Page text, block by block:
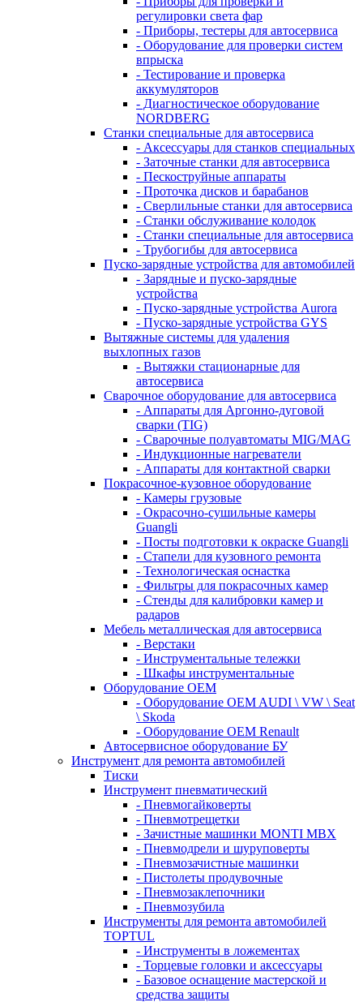
регулировки света фар
- Приборы, тестеры для автосервиса
- Оборудование для проверки систем
впрыска
- Тестирование и проверка
аккумуляторов
- Диагностическое оборудование
NORDBERG
Станки специальные для автосервиса
- Аксессуары для станков специальных
- Заточные станки для автосервиса
- Пескоструйные аппараты
- Проточка дисков и барабанов
- Сверлильные станки для автосервиса
- Станки обслуживание колодок
- Станки специальные для автосервиса
- Трубогибы для автосервиса
Пуско-зарядные устройства для автомобилей
- Зарядные и пуско-зарядные
устройства
- Пуско-зарядные устройства Aurora
- Пуско-зарядные устройства GYS
Вытяжные системы для удаления
выхлопных газов
- Вытяжки стационарные для
автосервиса
Сварочное оборудование для автосервиса
- Аппараты для Аргонно-дуговой
сварки (TIG)
- Сварочные полуавтоматы MIG/MAG
- Индукционные нагреватели
- Аппараты для контактной сварки
Покрасочное-кузовное оборудование
- Камеры грузовые
- Окрасочно-сушильные камеры
Guangli
- Посты подготовки к окраске Guangli
- Стапели для кузовного ремонта
- Технологическая оснастка
- Фильтры для покрасочных камер
- Стенды для калибровки камер и
радаров
Мебель металлическая для автосервиса
- Верстаки
- Инструментальные тележки
- Шкафы инструментальные
Оборудование OEM
- Оборудование OEM AUDI \ VW \ Seat
\ Skoda
- Оборудование OEM Renault
Автосервисное оборудование БУ
Инструмент для ремонта автомобилей
Тиски
Инструмент пневматический
- Пневмогайковерты
- Пневмотрещетки
- Зачистные машинки MONTI MBX
- Пневмодрели и шуруповерты
- Пневмозачистные машинки
- Пистолеты продувочные
- Пневмозаклепочники
- Пневмозубила
Инструменты для ремонта автомобилей
TOPTUL
- Инструменты в ложементах
- Торцевые головки и аксессуары
- Базовое оснащение мастерской и
средства защиты